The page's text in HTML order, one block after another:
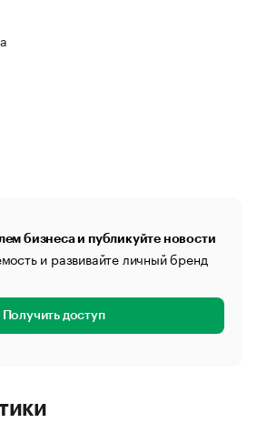
бизнеса и публикуйте новости
и развивайте личный бренд
Получить доступ